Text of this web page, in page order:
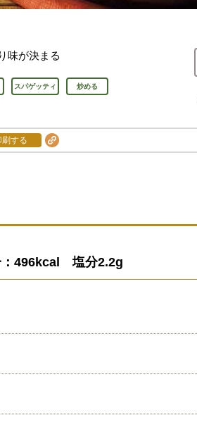
味が決まる
スパゲッティ 炒める
刷する
：496kcal 塩分2.2g